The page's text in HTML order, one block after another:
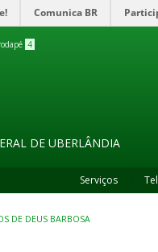
Comunica BR
4
DE UBERLÂNDIA
Serviços
DE DEUS BARBOSA